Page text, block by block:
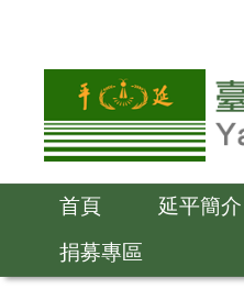
容
首頁 延平簡介
捐募專區